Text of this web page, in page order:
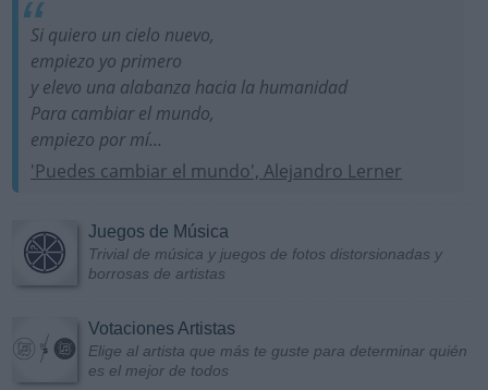
Si quiero un cielo nuevo,
empiezo yo primero
y elevo una alabanza hacia la humanidad
Para cambiar el mundo,
empiezo por mí...
'Puedes cambiar el mundo', Alejandro Lerner
Juegos de Música
Trivial de música y juegos de fotos distorsionadas y
borrosas de artistas
Votaciones Artistas
Elige al artista que más te guste para determinar quién
es el mejor de todos